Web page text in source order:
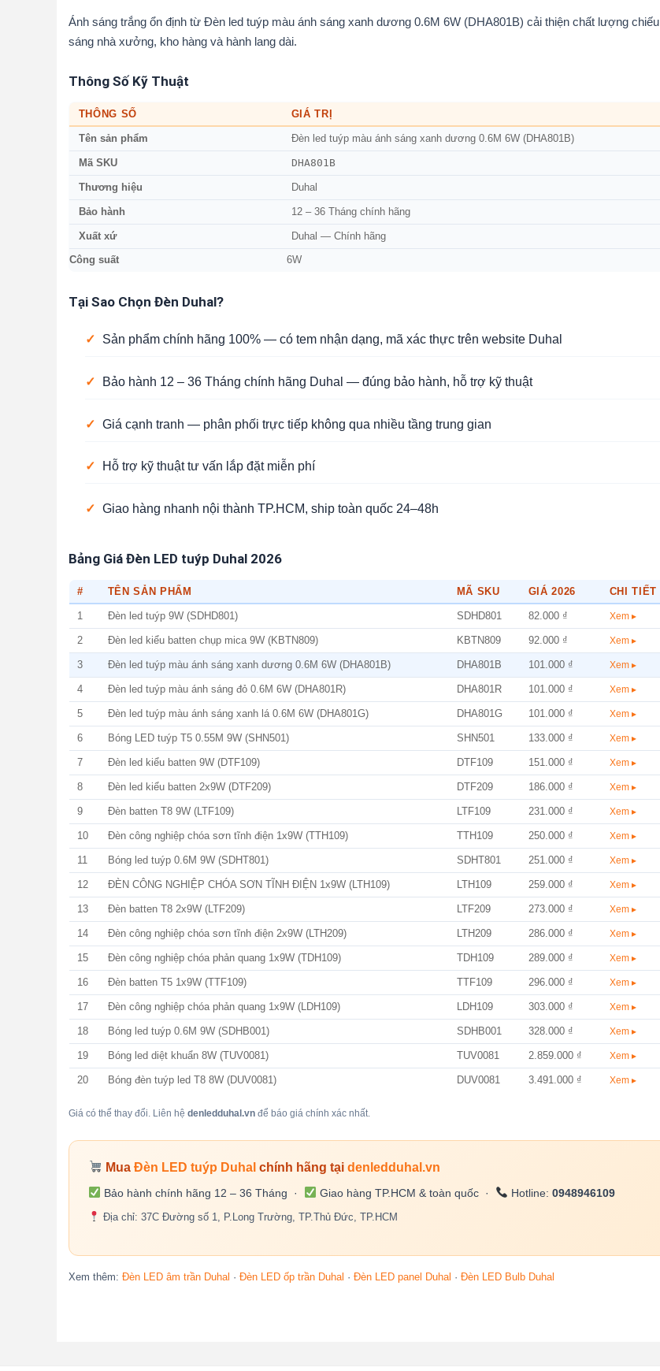
Ánh sáng trắng ổn định từ Đèn led tuýp màu ánh sáng xanh dương 0.6M 6W (DHA801B) cải thiện chất lượng chiếu
sáng nhà xưởng, kho hàng và hành lang dài.
Thông Số Kỹ Thuật
THÔNG SỐ GIÁ TRỊ
Tên sản phẩm Đèn led tuýp màu ánh sáng xanh dương 0.6M 6W (DHA801B)
Mã SKU DHA801B
Thương hiệu Duhal
Bảo hành 12 – 36 Tháng chính hãng
Xuất xứ Duhal — Chính hãng
Công suất 6W
Tại Sao Chọn Đèn Duhal?
✓ Sản phẩm chính hãng 100% — có tem nhận dạng, mã xác thực trên website Duhal
✓ Bảo hành 12 – 36 Tháng chính hãng Duhal — đúng bảo hành, hỗ trợ kỹ thuật
✓ Giá cạnh tranh — phân phối trực tiếp không qua nhiều tầng trung gian
✓ Hỗ trợ kỹ thuật tư vấn lắp đặt miễn phí
✓ Giao hàng nhanh nội thành TP.HCM, ship toàn quốc 24–48h
Bảng Giá Đèn LED tuýp Duhal 2026
# TÊN SẢN PHẨM MÃ SKU GIÁ 2026 CHI TIẾT
1 Đèn led tuýp 9W (SDHD801) SDHD801 82.000 ₫ Xem ▸
2 Đèn led kiểu batten chụp mica 9W (KBTN809) KBTN809 92.000 ₫ Xem ▸
3 Đèn led tuýp màu ánh sáng xanh dương 0.6M 6W (DHA801B) DHA801B 101.000 ₫ Xem ▸
4 Đèn led tuýp màu ánh sáng đỏ 0.6M 6W (DHA801R) DHA801R 101.000 ₫ Xem ▸
5 Đèn led tuýp màu ánh sáng xanh lá 0.6M 6W (DHA801G) DHA801G 101.000 ₫ Xem ▸
6 Bóng LED tuýp T5 0.55M 9W (SHN501) SHN501 133.000 ₫ Xem ▸
7 Đèn led kiểu batten 9W (DTF109) DTF109 151.000 ₫ Xem ▸
8 Đèn led kiểu batten 2x9W (DTF209) DTF209 186.000 ₫ Xem ▸
9 Đèn batten T8 9W (LTF109) LTF109 231.000 ₫ Xem ▸
10 Đèn công nghiệp chóa sơn tĩnh điện 1x9W (TTH109) TTH109 250.000 ₫ Xem ▸
11 Bóng led tuýp 0.6M 9W (SDHT801) SDHT801 251.000 ₫ Xem ▸
12 ĐÈN CÔNG NGHIỆP CHÓA SƠN TĨNH ĐIỆN 1x9W (LTH109) LTH109 259.000 ₫ Xem ▸
13 Đèn batten T8 2x9W (LTF209) LTF209 273.000 ₫ Xem ▸
14 Đèn công nghiệp chóa sơn tĩnh điện 2x9W (LTH209) LTH209 286.000 ₫ Xem ▸
15 Đèn công nghiệp chóa phản quang 1x9W (TDH109) TDH109 289.000 ₫ Xem ▸
16 Đèn batten T5 1x9W (TTF109) TTF109 296.000 ₫ Xem ▸
17 Đèn công nghiệp chóa phản quang 1x9W (LDH109) LDH109 303.000 ₫ Xem ▸
18 Bóng led tuýp 0.6M 9W (SDHB001) SDHB001 328.000 ₫ Xem ▸
19 Bóng led diệt khuẩn 8W (TUV0081) TUV0081 2.859.000 ₫ Xem ▸
20 Bóng đèn tuýp led T8 8W (DUV0081) DUV0081 3.491.000 ₫ Xem ▸
Giá có thể thay đổi. Liên hệ denledduhal.vnđể báo giá chính xác nhất.
MuaĐèn LED tuýp Duhal chính hãng tạidenledduhal.vn
Bảo hành chính hãng 12 – 36 Tháng · Giao hàng TP.HCM & toàn quốc · Hotline: 0948946109
Địa chỉ: 37C Đường số 1, P.Long Trường, TP.Thủ Đức, TP.HCM
Xem thêm: Đèn LED âm trần Duhal · Đèn LED ốp trần Duhal · Đèn LED panel Duhal · Đèn LED Bulb Duhal